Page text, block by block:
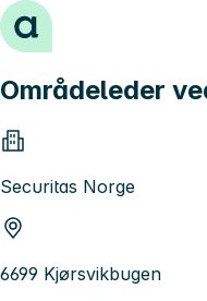
Hopp til innhold
Områdeleder
Securitas Norge
6699 Kjørsvikbugen